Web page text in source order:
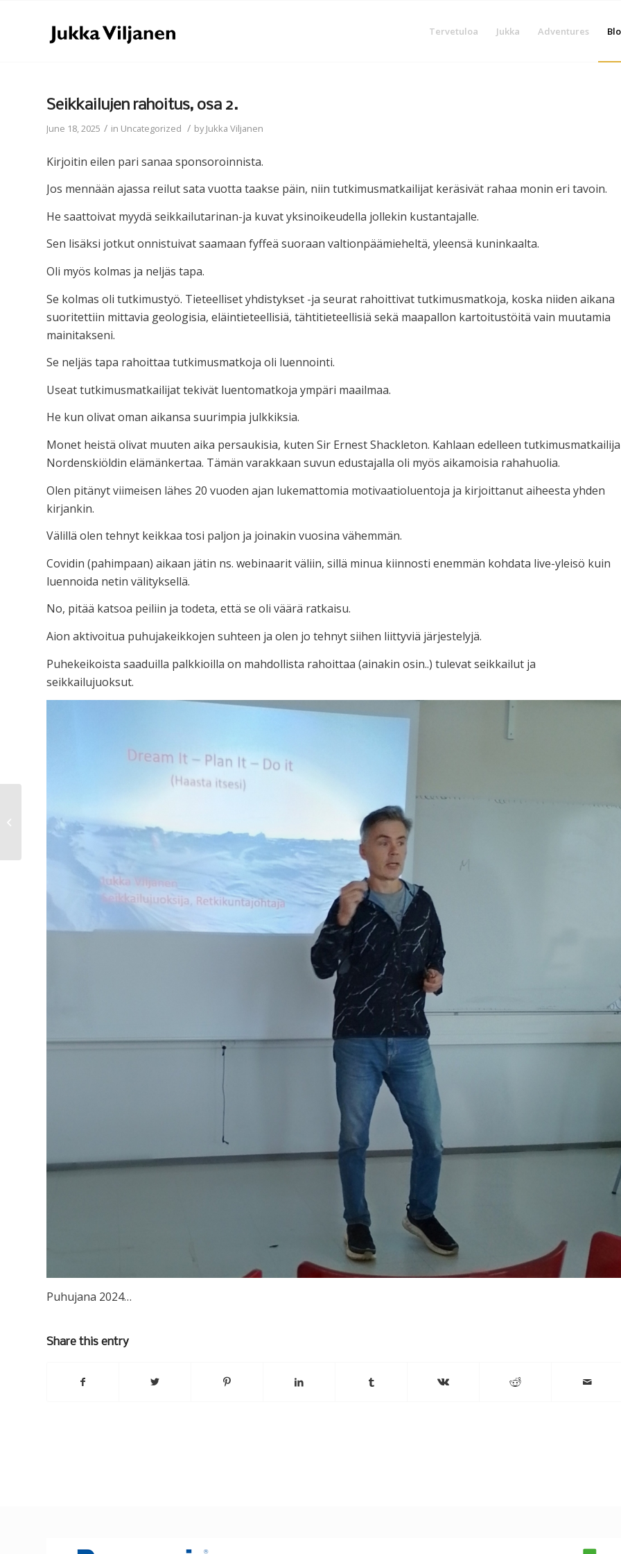
Tervetuloa Jukka Adventures
Seikkailujen rahoitus, osa 2.
June 18, 2025 / in Uncategorized / byJukka Viljanen
Kirjoitin eilen pari sanaa sponsoroinnista.
Jos mennään ajassa reilut sata vuotta taakse päin, niin tutkimusmatkailijat keräsivät rahaa monin eri tavoin.
He saattoivat myydä seikkailutarinan-ja kuvat yksinoikeudella jollekin kustantajalle.
Sen lisäksi jotkut onnistuivat saamaan fyffeä suoraan valtionpäämieheltä, yleensä kuninkaalta.
Oli myös kolmas ja neljäs tapa.
Se kolmas oli tutkimustyö. Tieteelliset yhdistykset -ja seurat rahoittivat tutkimusmatkoja, koska niiden aikana
suoritettiin mittavia geologisia, eläintieteellisiä, tähtitieteellisiä sekä maapallon kartoitustöitä vain muutamia
mainitakseni.
Se neljäs tapa rahoittaa tutkimusmatkoja oli luennointi.
Useat tutkimusmatkailijat tekivät luentomatkoja ympäri maailmaa.
He kun olivat oman aikansa suurimpia julkkiksia.
Monet heistä olivat muuten aika persaukisia, kuten Sir Ernest Shackleton. Kahlaan edelleen tutkimusmatkailija
Nordenskiöldin elämänkertaa. Tämän varakkaan suvun edustajalla oli myös aikamoisia rahahuolia.
Olen pitänyt viimeisen lähes 20 vuoden ajan lukemattomia motivaatioluentoja ja kirjoittanut aiheesta yhden
kirjankin.
Välillä olen tehnyt keikkaa tosi paljon ja joinakin vuosina vähemmän.
Covidin (pahimpaan) aikaan jätin ns. webinaarit väliin, sillä minua kiinnosti enemmän kohdata live-yleisö kuin
luennoida netin välityksellä.
No, pitää katsoa peiliin ja todeta, että se oli väärä ratkaisu.
Aion aktivoitua puhujakeikkojen suhteen ja olen jo tehnyt siihen liittyviä järjestelyjä.
Puhekeikoista saaduilla palkkioilla on mahdollista rahoittaa (ainakin osin..) tulevat seikkailut ja
seikkailujuoksut.
Puhujana 2024…
Share this entry
Seuraava juoksu?